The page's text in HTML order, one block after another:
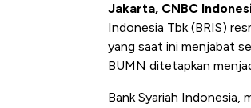
Jakarta, CNBC
Indonesia Tbk (BRIS)
yang saat ini menjabat
BUMN ditetapkan
Bank Syariah Indonesia,